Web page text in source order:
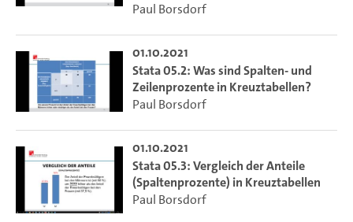
Paul Borsdorf
01.10.2021
Stata 05.2: Was sind Spalten- und
Zeilenprozente in Kreuztabellen?
Paul Borsdorf
01.10.2021
Stata 05.3: Vergleich der Anteile
(Spaltenprozente) in Kreuztabellen
Paul Borsdorf